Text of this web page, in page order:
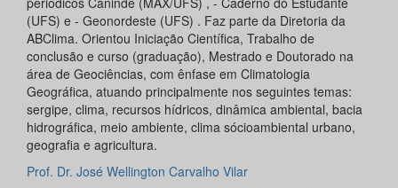
(UFS) e - Geonordeste (UFS) . Faz parte da Diretoria da
ABClima. Orientou Iniciação Científica, Trabalho de
conclusão e curso (graduação), Mestrado e Doutorado na
área de Geociências, com ênfase em Climatologia
Geográfica, atuando principalmente nos seguintes temas:
sergipe, clima, recursos hídricos, dinâmica ambiental, bacia
hidrográfica, meio ambiente, clima sócioambiental urbano,
geografia e agricultura.
Prof. Dr. José Wellington Carvalho Vilar